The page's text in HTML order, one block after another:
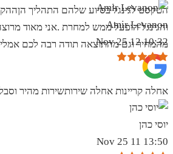
הטקסט לגינגל בסיוע שלהם התהליך
והגינגל הופעל ממש למחרת .אני מאוד
מהמחיר וגם מהתוצאה תודה רבה לכם
Amir Levanon
10:32 12 Nov 25
אחלה קריינות אחלה שירותשירות מהיר
יוסי כהן
13:50 11 Nov 25